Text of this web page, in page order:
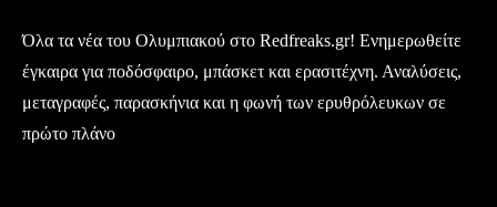
Όλα τα νέα του Ολυμπιακού στο Redfreaks.gr! Ενημερωθείτε
έγκαιρα για ποδόσφαιρο, μπάσκετ και ερασιτέχνη. Αναλύσεις,
μεταγραφές, παρασκήνια και η φωνή των ερυθρόλευκων σε
πρώτο πλάνο